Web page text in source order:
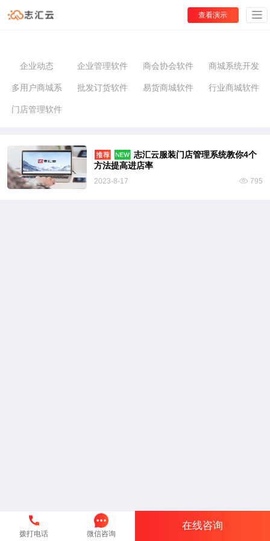
查看演示
企业动态 企业管理软件 商会协会软件 商城系统开发
多用户商城系
统
批发订货软件 易货商城软件 行业商城软件
门店管理软件
志汇云服装门店管理系统教你4个
方法提高进店率
795
2023-8-17
拨打电话 微信咨询
在线咨询